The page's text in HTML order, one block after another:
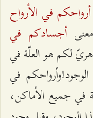
أرواحكم في الأرواح
أجسادكم في
لكم هو العلّة في
في
في جميع الأماكن،